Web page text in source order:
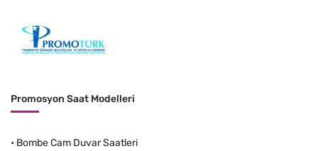
Promosyon Saat Modelleri
• Bombe Cam Duvar Saatleri